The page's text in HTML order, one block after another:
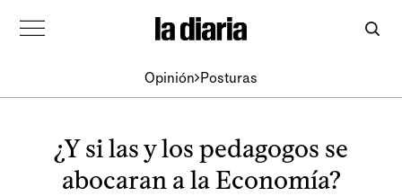
Opinión Posturas
¿Y si las y los pedagogos se
abocaran a la Economía?